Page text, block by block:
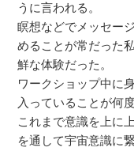
うに言われる。
瞑想などでメッセー
めることが常だった
鮮な体験だった。
ワークショップ中に
入っていることが何
これまで意識を上に
を通して宇宙意識に